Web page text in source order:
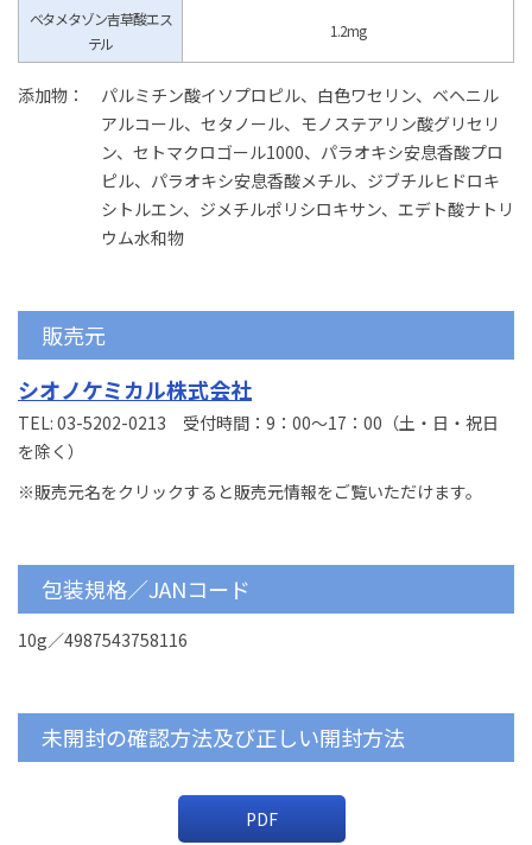
ベタメタゾン吉草酸エス
テル
1.2mg
添加物：
パルミチン酸イソプロピル、白色ワセリン、ベヘニル
アルコール、セタノール、モノステアリン酸グリセリ
ン、セトマクロゴール1000、パラオキシ安息香酸プロ
ピル、パラオキシ安息香酸メチル、ジブチルヒドロキ
シトルエン、ジメチルポリシロキサン、エデト酸ナトリ
ウム水和物
販売元
シオノケミカル株式会社
TEL: 03-5202-0213 受付時間：9：00～17：00（土・日・祝日
を除く）
※販売元名をクリックすると販売元情報をご覧いただけます。
包装規格／JANコード
10g／4987543758116
未開封の確認方法及び正しい開封方法
PDF